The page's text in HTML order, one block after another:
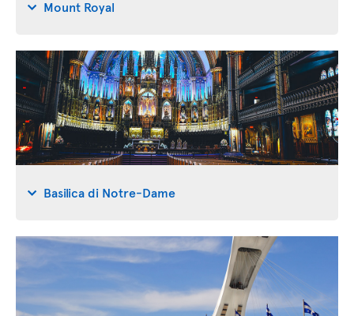
Mount Royal
Basilica di Notre-Dame